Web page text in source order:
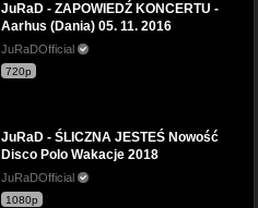
JuRaD - ZAPOWIEDŹ KONCERTU -
Aarhus (Dania) 05. 11. 2016
JuRaDOfficial
720p
JuRaD - ŚLICZNA JESTEŚ Nowość
Disco Polo Wakacje 2018
JuRaDOfficial
1080p